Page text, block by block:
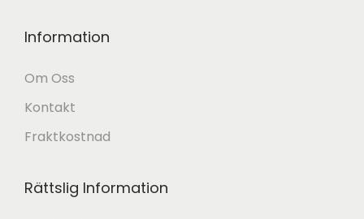
Information
Om Oss
Kontakt
Fraktkostnad
Rättslig Information